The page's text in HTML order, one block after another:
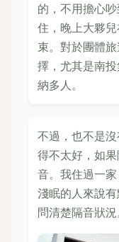
的，不用擔心
住，晚上大夥
束。對於團體
擇，尤其是南
納多人。
不過，也不是
得不太好，如
音。我住過一
淺眠的人來說
問清楚隔音狀況